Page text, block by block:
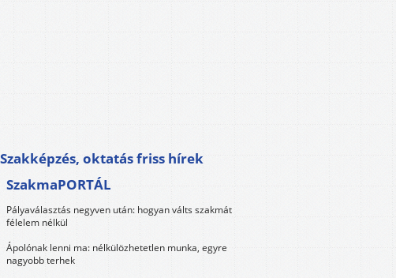
Szakképzés, oktatás friss hírek
SzakmaPORTÁL
Pályaválasztás negyven után: hogyan válts szakmát
félelem nélkül
Ápolónak lenni ma: nélkülözhetetlen munka, egyre
nagyobb terhek